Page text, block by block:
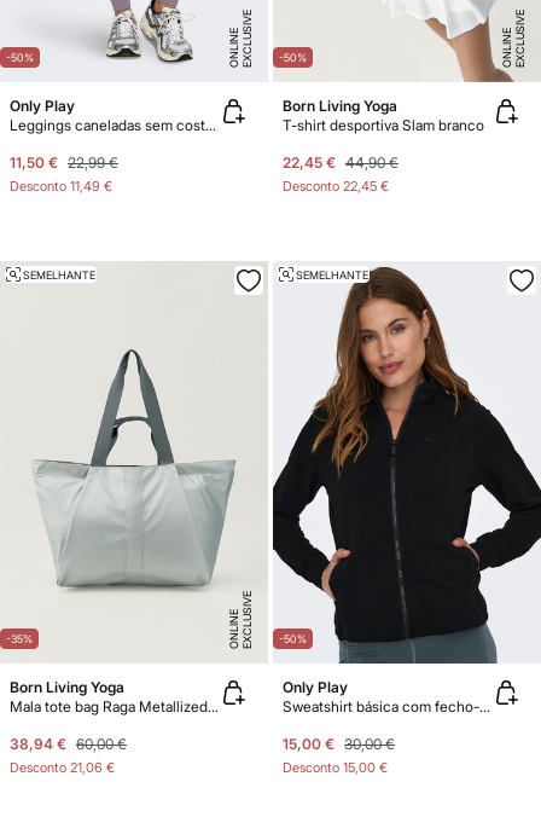
-50% E
X
C
L
U
SI
V
E
O
N
LI
N
E
Only Play
Leggings caneladas sem costura
11,50 € 22,99 €
Desconto 11,49 €
-50% E
X
C
L
U
SI
V
E
O
N
LI
N
E
Born Living Yoga
T-shirt desportiva Slam branco
22,45 € 44,90 €
Desconto 22,45 €
-35% E
X
C
L
U
SI
V
E
O
N
LI
N
E
SEMELHANTE
Born Living Yoga
Mala tote bag Raga Metallized Grain
38,94 € 60,00 €
Desconto 21,06 €
-50%
SEMELHANTE
Only Play
Sweatshirt básica com fecho-éclair
15,00 € 30,00 €
Desconto 15,00 €